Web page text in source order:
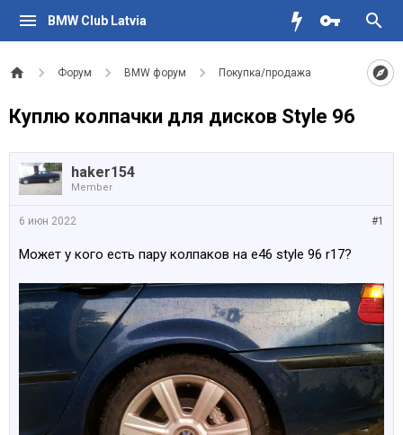
BMW Club Latvia
Форум BMW форум Покупка/продажа
Куплю колпачки для дисков Style 96
haker154
Member
#1
6 июн 2022
Может у кого есть пару колпаков на e46 style 96 r17?